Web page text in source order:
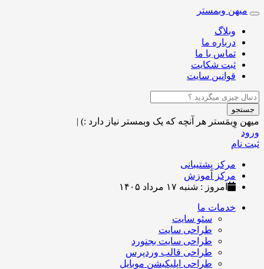
Toggle
navigation
میهن وبمستر
وبلاگ
درباره ما
تماس با ما
ثبت شکایت
قوانین سایت
جستجو
میهن وِبمَستر هر آنچه که یک وبمستر نیاز دارد :) |
ورود
ثبت نام
مرکز پشتیبانی
مرکز آموزش
امروز : شنبه ۱۷ مرداد ۱۴۰۵
خدمات ما
سئو سایت
طراحی سایت
طراحی سایت بجنورد
طراحی قالب وردپرس
طراحی اپلیکیشن موبایل